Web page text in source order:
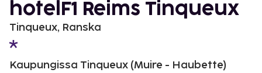
hotelF1 Reims Tinqueux
Tinqueux, Ranska
Kaupungissa Tinqueux (Muire - Haubette)